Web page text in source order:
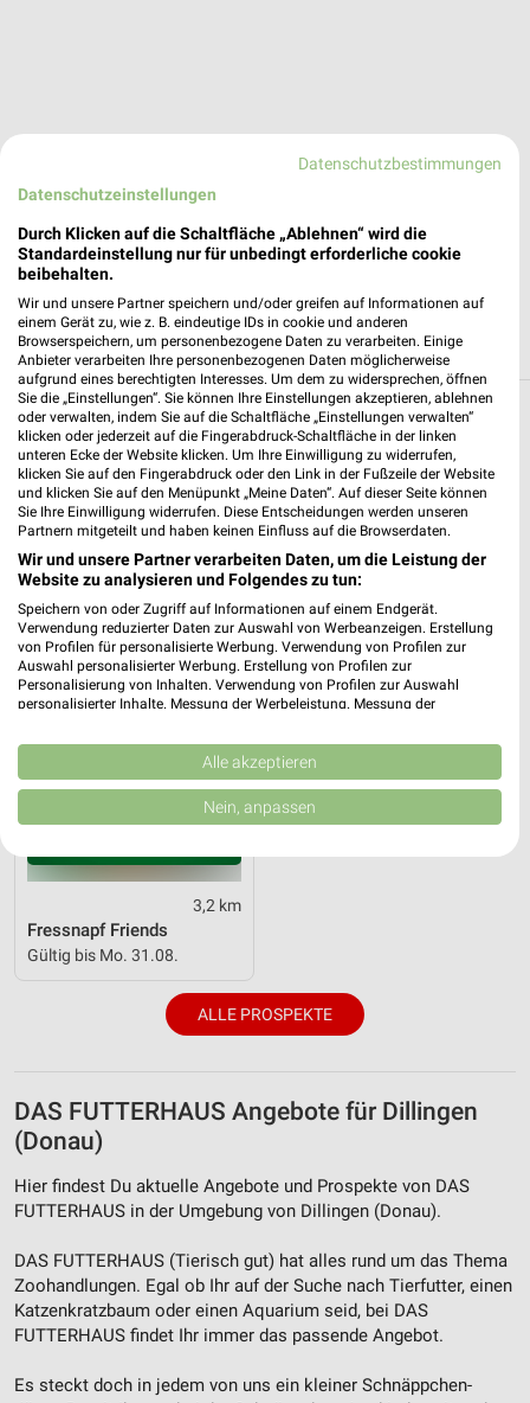
Zoohandlungen Angebote für Dillingen
(Donau) und Umgebung
1 Prospekt
Fressnapf
3,2 km
Fressnapf Friends
Gültig bis Mo. 31.08.
ALLE PROSPEKTE
DAS FUTTERHAUS Angebote für Dillingen
(Donau)
Hier findest Du aktuelle Angebote und Prospekte von DAS
FUTTERHAUS in der Umgebung von Dillingen (Donau).
DAS FUTTERHAUS (Tierisch gut) hat alles rund um das Thema
Zoohandlungen. Egal ob Ihr auf der Suche nach Tierfutter, einen
Katzenkratzbaum oder einen Aquarium seid, bei DAS
FUTTERHAUS findet Ihr immer das passende Angebot.
Es steckt doch in jedem von uns ein kleiner Schnäppchen-
Datenschutzbestimmungen
Datenschutzeinstellungen
Durch Klicken auf die Schaltfläche „Ablehnen“ wird die
Standardeinstellung nur für unbedingt erforderliche cookie
beibehalten.
Wir und unsere Partner speichern und/oder greifen auf Informationen auf
einem Gerät zu, wie z. B. eindeutige IDs in cookie und anderen
Browserspeichern, um personenbezogene Daten zu verarbeiten. Einige
Anbieter verarbeiten Ihre personenbezogenen Daten möglicherweise
aufgrund eines berechtigten Interesses. Um dem zu widersprechen, öffnen
Sie die „Einstellungen“. Sie können Ihre Einstellungen akzeptieren, ablehnen
oder verwalten, indem Sie auf die Schaltfläche „Einstellungen verwalten“
klicken oder jederzeit auf die Fingerabdruck-Schaltfläche in der linken
unteren Ecke der Website klicken. Um Ihre Einwilligung zu widerrufen,
klicken Sie auf den Fingerabdruck oder den Link in der Fußzeile der Website
und klicken Sie auf den Menüpunkt „Meine Daten“. Auf dieser Seite können
Sie Ihre Einwilligung widerrufen. Diese Entscheidungen werden unseren
Partnern mitgeteilt und haben keinen Einfluss auf die Browserdaten.
Wir und unsere Partner verarbeiten Daten, um die Leistung der
Website zu analysieren und Folgendes zu tun:
Speichern von oder Zugriff auf Informationen auf einem Endgerät.
Verwendung reduzierter Daten zur Auswahl von Werbeanzeigen. Erstellung
von Profilen für personalisierte Werbung. Verwendung von Profilen zur
Auswahl personalisierter Werbung. Erstellung von Profilen zur
Personalisierung von Inhalten. Verwendung von Profilen zur Auswahl
personalisierter Inhalte. Messung der Werbeleistung. Messung der
Kombinationen von Daten aus verschiedenen Quellen. Entwicklung und
Verbesserung der Angebote. Verwendung reduzierter Daten zur Auswahl
von Inhalten.
Daten können außerhalb der Europäischen Union weitergegeben und in die
Website/App.
Wir nutzen Ihre Daten für folgende Zwecke:
IAB-Verarbeitungszwecke:
Speichern von oder Zugriff auf Informationen
auf einem Endgerät
Erstellung von Profilen für personalisierte
Werbung
Verwendung von Profilen zur Auswahl
personalisierter Werbung
Erstellung von Profilen zur Personalisierung
von Inhalten
Verwendung von Profilen zur Auswahl
Alle akzeptieren
Nein, anpassen